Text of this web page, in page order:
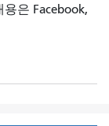
은 Facebook,